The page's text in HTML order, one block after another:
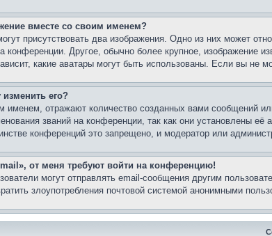
вместе со своим именем?
присутствовать два изображения. Одно из них может
конференции. Другое, обычно более крупное, изображение
какие аватары могут быть использованы. Если вы
изменить его?
отражают количество созданных вами сообщений
званий на конференции, так как они установлены
конференций это запрещено, и модератор или
от меня требуют войти на конференцию!
могут отправлять email-сообщения другим
злоупотребления почтовой системой анонимными